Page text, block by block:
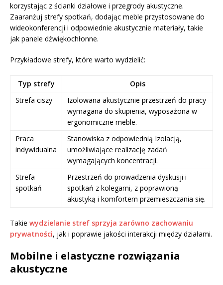
korzystając z ścianki działowe i przegrody akustyczne.
Zaaranżuj strefy spotkań, dodając meble przystosowane do
wideokonferencji i odpowiednie akustycznie materiały, takie
jak panele dźwiękochłonne.
Przykładowe strefy, które warto wydzielić:
Typ strefy
Opis
Strefa ciszy
Izolowana akustycznie przestrzeń do pracy
wymagana do skupienia, wyposażona w
ergonomiczne meble.
Praca
indywidualna
Stanowiska z odpowiednią Izolacją,
umożliwiające realizację zadań
wymagających koncentracji.
Strefa
spotkań
Przestrzeń do prowadzenia dyskusji i
spotkań z kolegami, z poprawioną
akustyką i komfortem przemieszczania się.
Takie wydzielanie stref sprzyja zarówno zachowaniu
prywatności, jak i poprawie jakości interakcji między działami.
Mobilne i elastyczne rozwiązania
akustyczne